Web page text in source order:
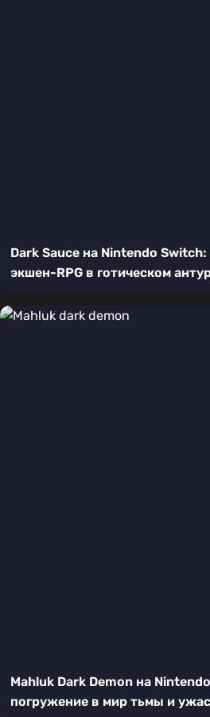
Dark Sauce на Nintendo
экшен-RPG в готическом
Mahluk Dark Demon на
погружение в мир тьмы и